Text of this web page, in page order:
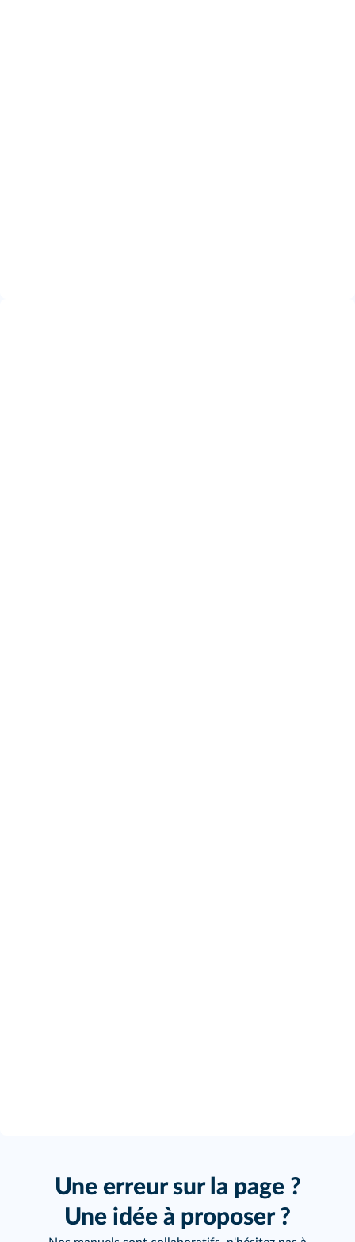
Une erreur sur la page ?
Une idée à proposer ?